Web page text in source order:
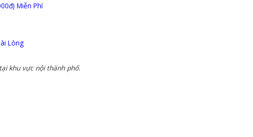
Miễn Phí
Lòng
khu vực nội thành phố.